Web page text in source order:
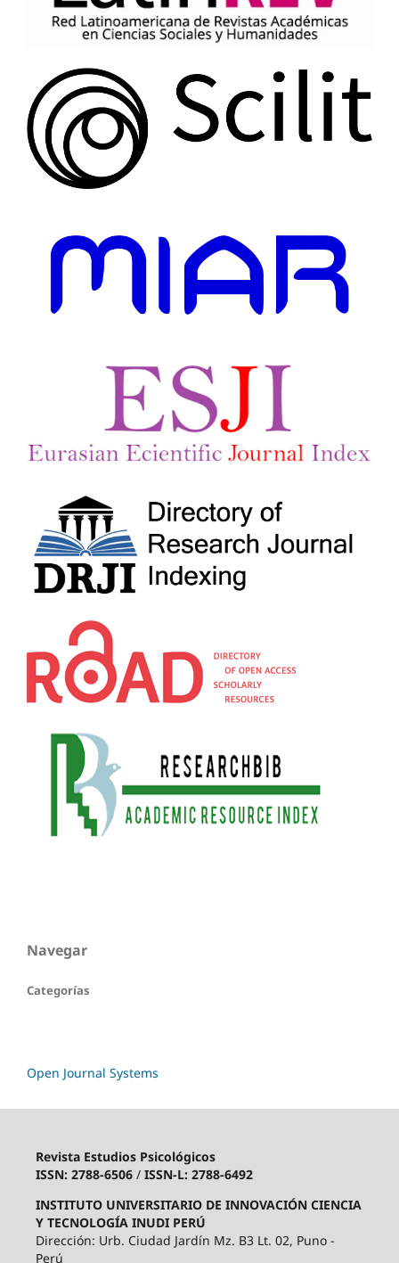
Navegar
Categorías
Open Journal Systems
Revista Estudios Psicológicos
ISSN: 2788-6506/ ISSN-L: 2788-6492
INSTITUTO UNIVERSITARIO DE INNOVACIÓN CIENCIA
Y TECNOLOGÍA INUDI PERÚ
Dirección: Urb. Ciudad Jardín Mz. B3 Lt. 02, Puno -
Perú